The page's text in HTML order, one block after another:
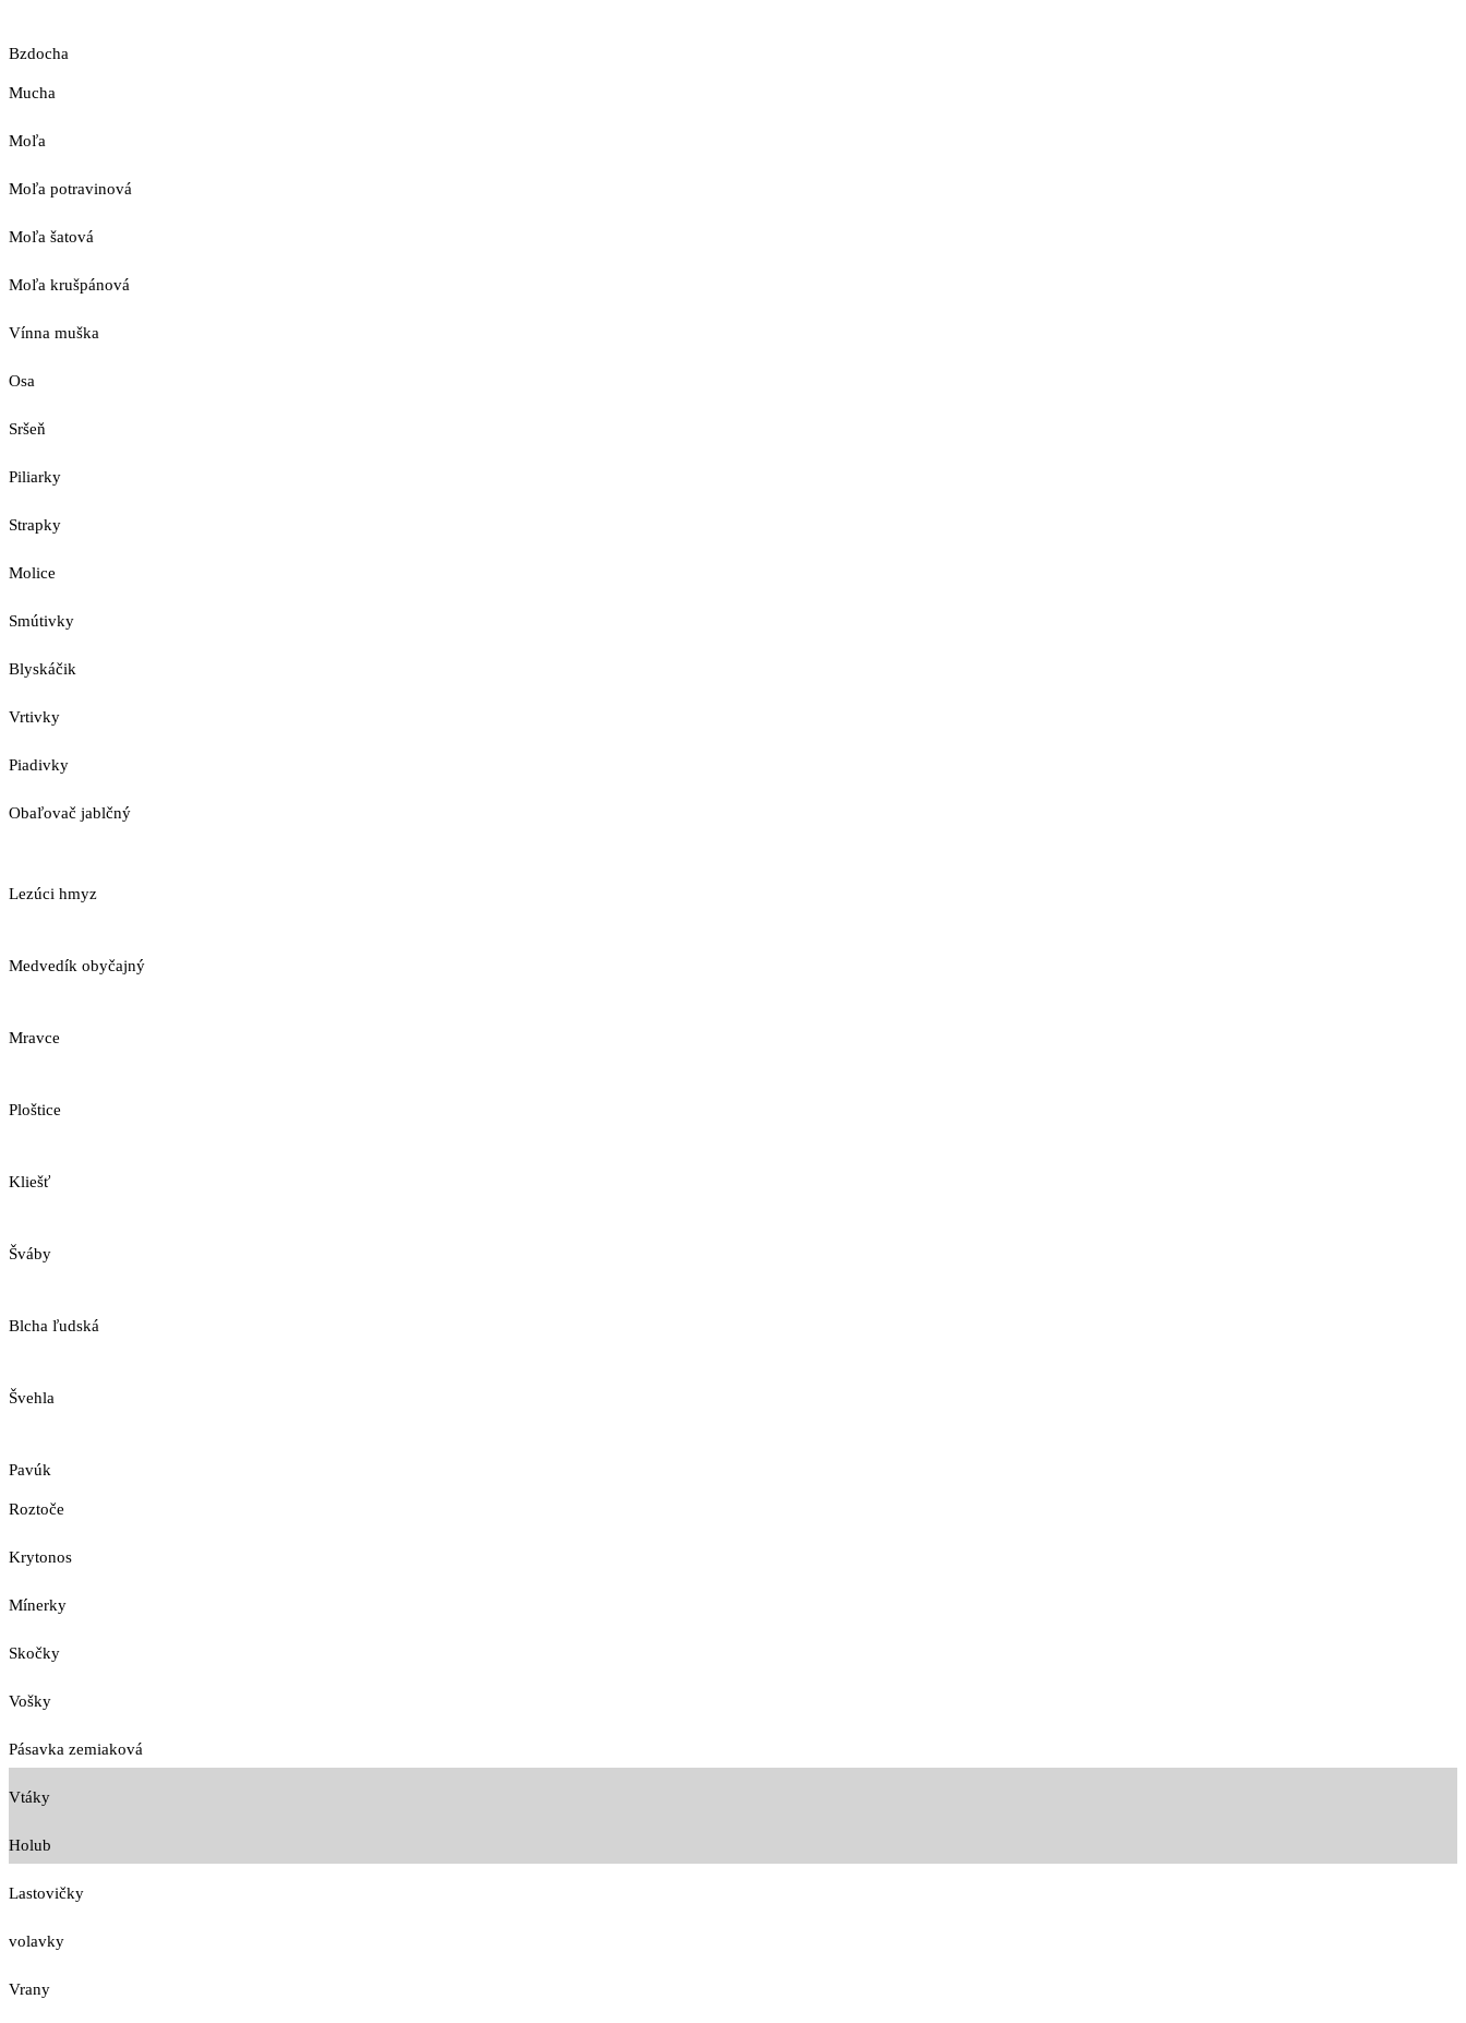
Bzdocha
Mucha
Moľa
Moľa potravinová
Moľa šatová
Moľa krušpánová
Vínna muška
Osa
Sršeň
Piliarky
Strapky
Molice
Smútivky
Blyskáčik
Vrtivky
Piadivky
Obaľovač jablčný
Lezúci hmyz
Medvedík obyčajný
Mravce
Ploštice
Kliešť
Šváby
Blcha ľudská
Švehla
Pavúk
Roztoče
Krytonos
Mínerky
Skočky
Vošky
Pásavka zemiaková
Vtáky
Holub
Lastovičky
volavky
Vrany